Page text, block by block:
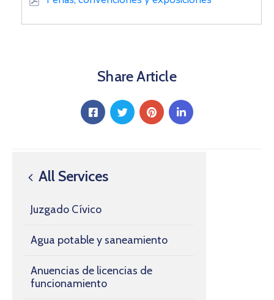
Share Article
All Services
Juzgado Cívico
Agua potable y saneamiento
Anuencias de licencias de
funcionamiento